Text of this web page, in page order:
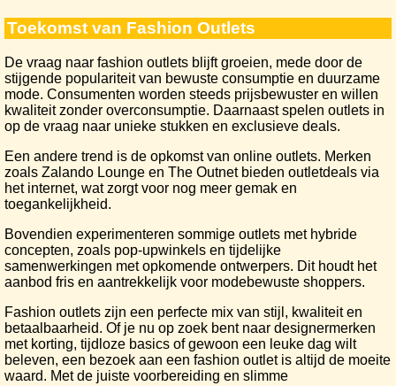
Toekomst van Fashion Outlets
De vraag naar fashion outlets blijft groeien, mede door de
stijgende populariteit van bewuste consumptie en duurzame
mode. Consumenten worden steeds prijsbewuster en willen
kwaliteit zonder overconsumptie. Daarnaast spelen outlets in
op de vraag naar unieke stukken en exclusieve deals.
Een andere trend is de opkomst van online outlets. Merken
zoals Zalando Lounge en The Outnet bieden outletdeals via
het internet, wat zorgt voor nog meer gemak en
toegankelijkheid.
Bovendien experimenteren sommige outlets met hybride
concepten, zoals pop-upwinkels en tijdelijke
samenwerkingen met opkomende ontwerpers. Dit houdt het
aanbod fris en aantrekkelijk voor modebewuste shoppers.
Fashion outlets zijn een perfecte mix van stijl, kwaliteit en
betaalbaarheid. Of je nu op zoek bent naar designermerken
met korting, tijdloze basics of gewoon een leuke dag wilt
beleven, een bezoek aan een fashion outlet is altijd de moeite
waard. Met de juiste voorbereiding en slimme